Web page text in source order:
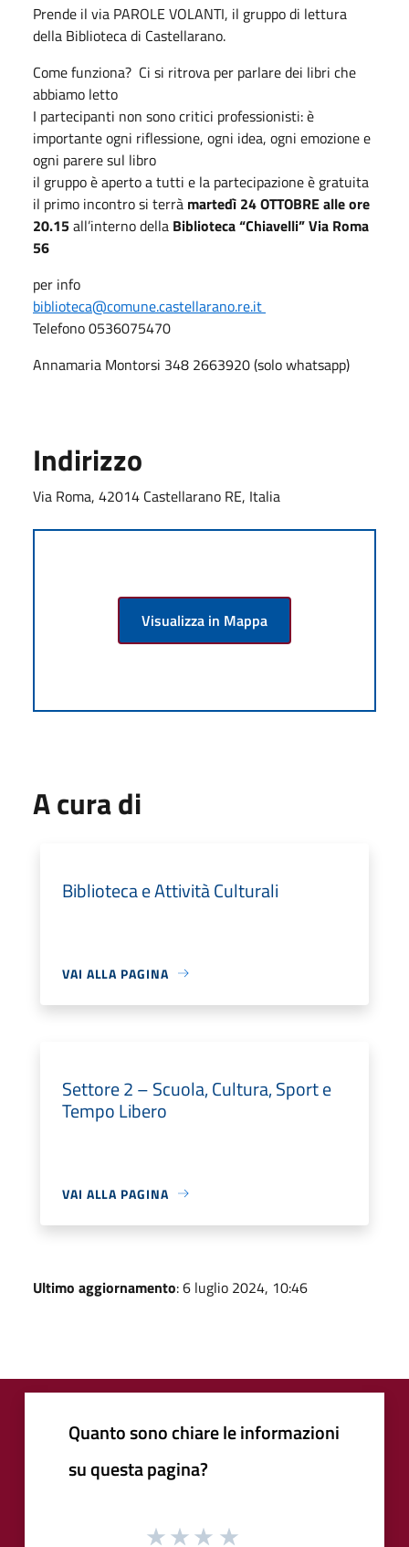
Prende il via PAROLE VOLANTI, il gruppo di lettura
della Biblioteca di Castellarano.
Come funziona? Ci si ritrova per parlare dei libri che
abbiamo letto
I partecipanti non sono critici professionisti: è
importante ogni riflessione, ogni idea, ogni emozione e
ogni parere sul libro
il gruppo è aperto a tutti e la partecipazione è gratuita
il primo incontro si terrà martedì 24 OTTOBRE alle ore
20.15all’interno della Biblioteca “Chiavelli” Via Roma
56
per info
biblioteca@comune.castellarano.re.it
Telefono 0536075470
Annamaria Montorsi 348 2663920 (solo whatsapp)
Indirizzo
Via Roma, 42014 Castellarano RE, Italia
Visualizza in Mappa
A cura di
Biblioteca e Attività Culturali
VAI ALLA PAGINA
Settore 2 – Scuola, Cultura, Sport e
Tempo Libero
VAI ALLA PAGINA
Ultimo aggiornamento: 6 luglio 2024, 10:46
Quanto sono chiare le informazioni
su questa pagina?